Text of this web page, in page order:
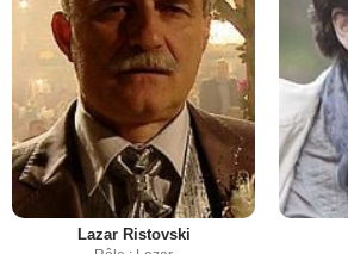
Lazar Ristovski